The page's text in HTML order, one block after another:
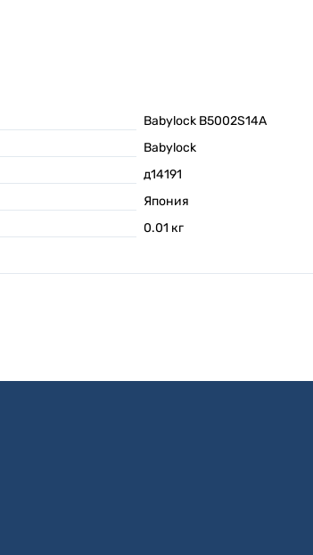
Babylock B5002S14A
Babylock
д14191
Япония
0.01 кг